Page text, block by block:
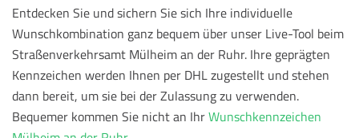
Entdecken Sie und sichern Sie sich Ihre individuelle
Wunschkombination ganz bequem über unser Live-Tool beim
Straßenverkehrsamt Mülheim an der Ruhr. Ihre geprägten
Kennzeichen werden Ihnen per DHL zugestellt und stehen
dann bereit, um sie bei der Zulassung zu verwenden.
Bequemer kommen Sie nicht an IhrWunschkennzeichen